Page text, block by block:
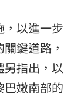
，以進一步
鍵道路，
另指出，以
巴嫩南部的